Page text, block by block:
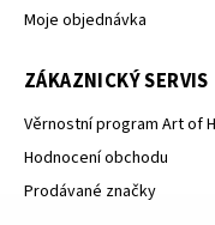
Moje objednávka
ZÁKAZNICKÝ SERVIS
Věrnostní program Art of
Hodnocení obchodu
Prodávané značky